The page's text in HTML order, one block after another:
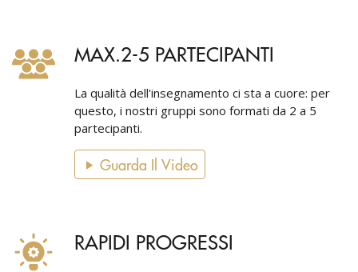
MAX.2-5 PARTECIPANTI
La qualità dell'insegnamento ci sta a cuore: per
questo, i nostri gruppi sono formati da 2 a 5
partecipanti.
Guarda Il Video
RAPIDI PROGRESSI